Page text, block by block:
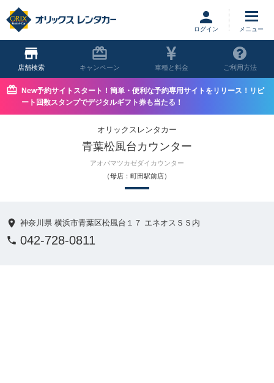
ログイン
店舗 キャンペーン 車種と料金 ご利用方法
New予約サイトスタート！簡単・便利な予約専用サイトをリリース！リピ
ート回数スタンプでデジタルギフト券も当たる！
オリックスレンタカー
青葉松風台カウンター
アオバマツカゼダイカウンター
（母店：町田駅前店）
神奈川県 横浜市青葉区松風台１７ エネオスＳＳ内
042-728-0811